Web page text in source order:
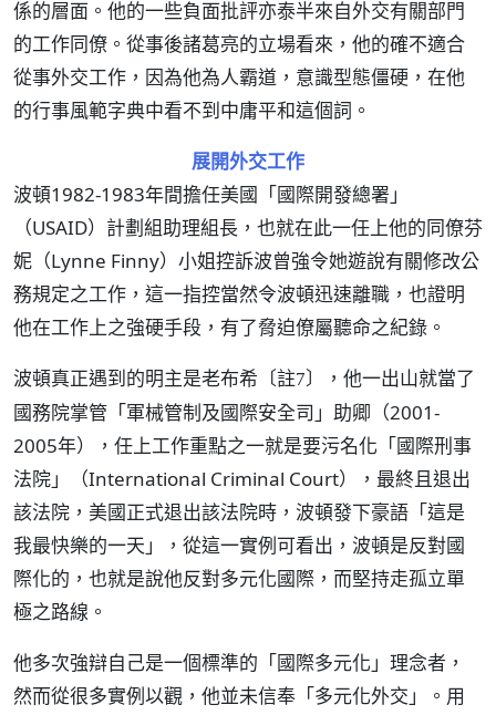
係的層面。他的一些負面批評亦泰半來自外交有關部門
的工作同僚。從事後諸葛亮的立場看來，他的確不適合
從事外交工作，因為他為人霸道，意識型態僵硬，在他
的行事風範字典中看不到中庸平和這個詞。
展開外交工作
波頓1982-1983年間擔任美國「國際開發總署」
（USAID）計劃組助理組長，也就在此一任上他的同僚芬
妮（Lynne Finny）小姐控訴波曾強令她遊說有關修改公
務規定之工作，這一指控當然令波頓迅速離職，也證明
他在工作上之強硬手段，有了脅迫僚屬聽命之紀錄。
波頓真正遇到的明主是老布希 〔註7〕
，他一出山就當了
國務院掌管「軍械管制及國際安全司」助卿（2001-
2005年），任上工作重點之一就是要污名化「國際刑事
法院」（International Criminal Court），最終且退出
該法院，美國正式退出該法院時，波頓發下豪語「這是
我最快樂的一天」，從這一實例可看出，波頓是反對國
際化的，也就是說他反對多元化國際，而堅持走孤立單
極之路線。
他多次強辯自己是一個標準的「國際多元化」理念者，
然而從很多實例以觀，他並未信奉「多元化外交」。用